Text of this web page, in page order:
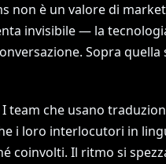
non è un valore di
invisibile — la
Sopra quella
team che usano
i loro interlocutori in
coinvolti. Il ritmo si